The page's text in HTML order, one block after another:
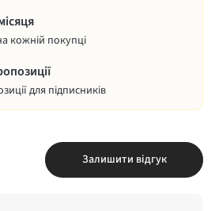
кожній покупці
для підписників
Залишити відгук